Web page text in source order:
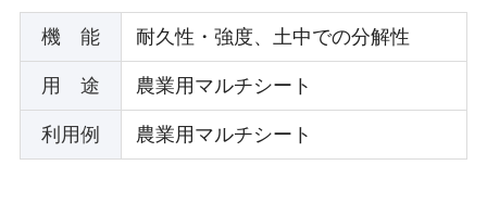
機 能 耐久性・強度、土中での分解性
用 途 農業用マルチシート
利用例 農業用マルチシート